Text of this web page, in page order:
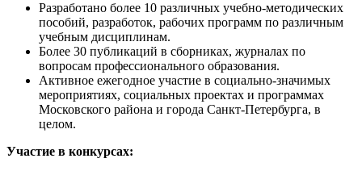
Разработано более 10 различных учебно-методических
пособий, разработок, рабочих программ по различным
учебным дисциплинам.
Более 30 публикаций в сборниках, журналах по
вопросам профессионального образования.
Активное ежегодное участие в социально-значимых
мероприятиях, социальных проектах и программах
Московского района и города Санкт-Петербурга, в
целом.
Участие в конкурсах: